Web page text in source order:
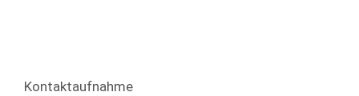
Kontaktaufnahme